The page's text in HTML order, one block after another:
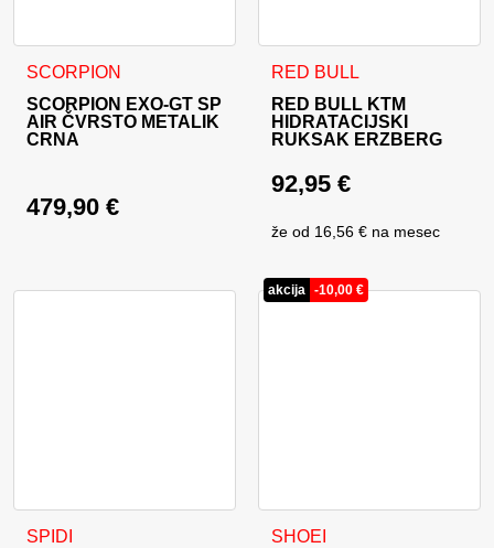
SCORPION
SCORPION EXO-GT SP
AIR ČVRSTO METALIK
CRNA
479,90 €
Ovaj proizvod ima više varijanti. Opcije se mogu odabrati
RED BULL
RED BULL KTM
HIDRATACIJSKI
RUKSAK ERZBERG
92,95 €
že od 16,56 € na mesec
SPIDI
Ovaj proizvod ima više varijanti. Opcije se mogu odabrati
akcija -10,00 €
SHOEI